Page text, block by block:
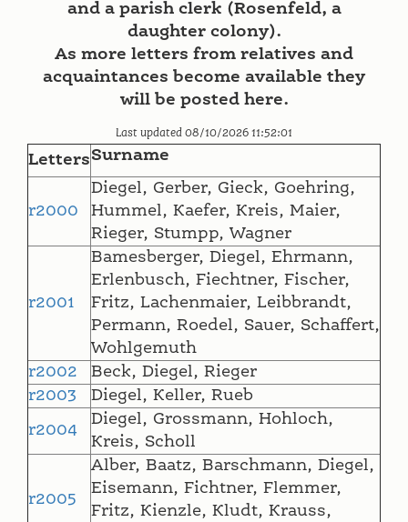
and a parish clerk (Rosenfeld, a
daughter colony).
As more letters from relatives and
acquaintances become available they
will be posted here.
Last updated 08/10/2026 11:52:01
LettersSurname
r2000
Diegel, Gerber, Gieck, Goehring,
Hummel, Kaefer, Kreis, Maier,
Rieger, Stumpp, Wagner
r2001
Bamesberger, Diegel, Ehrmann,
Erlenbusch, Fiechtner, Fischer,
Fritz, Lachenmaier, Leibbrandt,
Permann, Roedel, Sauer, Schaffert,
Wohlgemuth
r2002
Beck, Diegel, Rieger
r2003
Diegel, Keller, Rueb
r2004
Diegel, Grossmann, Hohloch,
Kreis, Scholl
r2005
Alber, Baatz, Barschmann, Diegel,
Eisemann, Fichtner, Flemmer,
Fritz, Kienzle, Kludt, Krauss,